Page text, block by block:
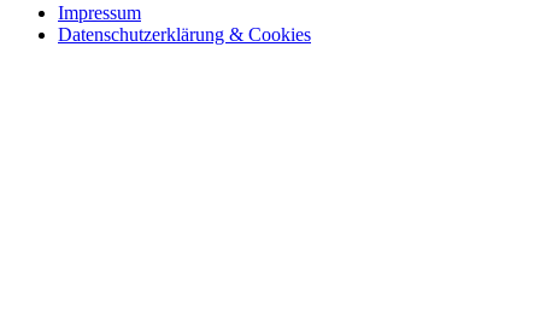
Impressum
Datenschutzerklärung & Cookies